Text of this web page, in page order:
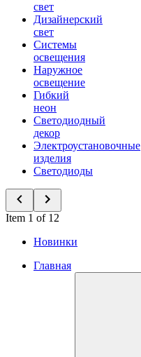
свет
Дизайнерский
свет
Системы
освещения
Наружное
освещение
Гибкий
неон
Светодиодный
декор
Электроустановочные
изделия
Светодиоды
Item 1 of 12
Новинки
Главная